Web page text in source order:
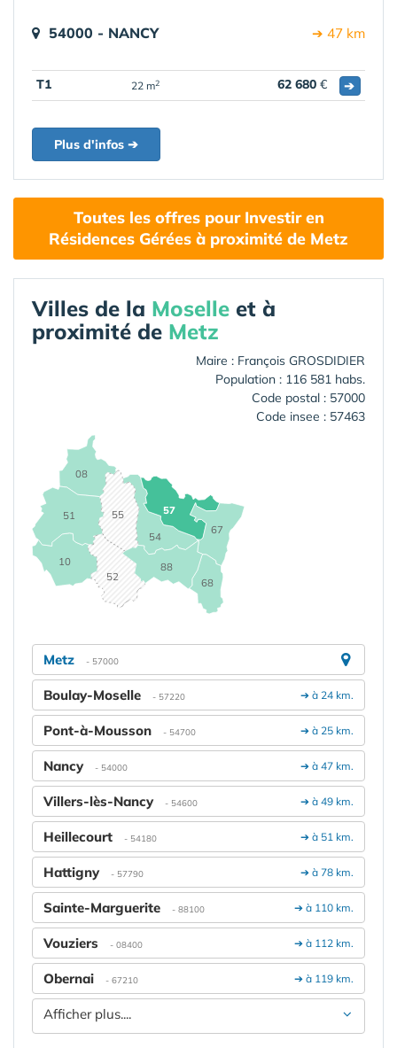
54000 - NANCY ➔ 47 km
T1 22 m2 62 680 € ➔
Plus d'infos ➔
Toutes les offres pour Investir en
Résidences Gérées à proximité de Metz
Villes de la Moselle et à
proximité de Metz
Maire : François GROSDIDIER
Population : 116 581 habs.
Code postal : 57000
Code insee : 57463
08
10
51
52
54
55 57
67
68
88
Metz - 57000
➔ à 24 km.
Boulay-Moselle - 57220
➔ à 25 km.
Pont-à-Mousson - 54700
➔ à 47 km.
Nancy - 54000
➔ à 49 km.
Villers-lès-Nancy - 54600
➔ à 51 km.
Heillecourt - 54180
➔ à 78 km.
Hattigny - 57790
➔ à 110 km.
Sainte-Marguerite - 88100
➔ à 112 km.
Vouziers - 08400
➔ à 119 km.
Obernai - 67210
Afficher plus....